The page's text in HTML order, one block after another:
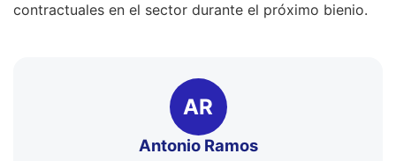
contractuales en el sector durante el próximo bienio.
AR
Antonio Ramos